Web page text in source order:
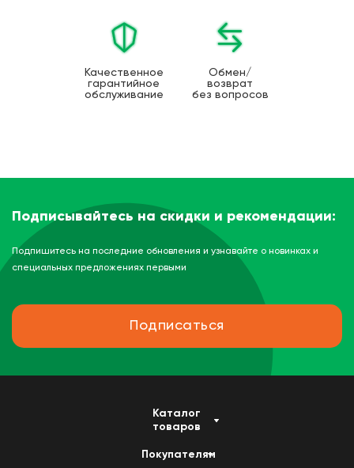
Качественное
гарантийное
обслуживание
Обмен/
возврат
без вопросов
Подписывайтесь на скидки и рекомендации:
Подпишитесь на последние обновления и узнавайте о новинках и
специальных предложениях первыми
Подписаться
Каталог
товаров
Покупателям